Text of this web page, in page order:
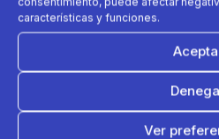
características y funciones.
Ver